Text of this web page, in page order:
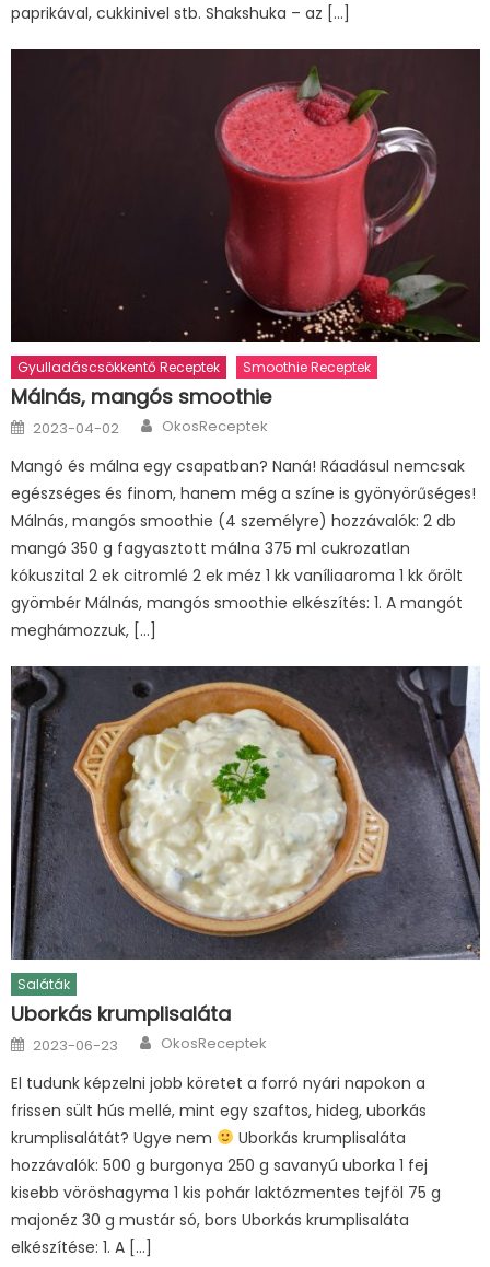
paprikával, cukkinivel stb. Shakshuka – az […]
Gyulladáscsökkentő Receptek Smoothie Receptek
Málnás, mangós smoothie
Posted
on
2023-04-02 Author
OkosReceptek
Mangó és málna egy csapatban? Naná! Ráadásul nemcsak
egészséges és finom, hanem még a színe is gyönyörűséges!
Málnás, mangós smoothie (4 személyre) hozzávalók: 2 db
mangó 350 g fagyasztott málna 375 ml cukrozatlan
kókuszital 2 ek citromlé 2 ek méz 1 kk vaníliaaroma 1 kk őrölt
gyömbér Málnás, mangós smoothie elkészítés: 1. A mangót
meghámozzuk, […]
Saláták
Uborkás krumplisaláta
Posted
on
2023-06-23 Author
OkosReceptek
El tudunk képzelni jobb köretet a forró nyári napokon a
frissen sült hús mellé, mint egy szaftos, hideg, uborkás
krumplisalátát? Ugye nem
Uborkás krumplisaláta
hozzávalók: 500 g burgonya 250 g savanyú uborka 1 fej
kisebb vöröshagyma 1 kis pohár laktózmentes tejföl 75 g
majonéz 30 g mustár só, bors Uborkás krumplisaláta
elkészítése: 1. A […]